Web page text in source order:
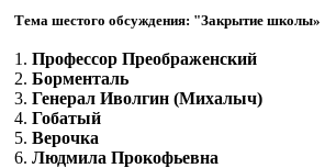
Тема шестого обсуждения: "Закрытие школы»
1. Профессор Преображенский
2. Борменталь
3. Генерал Иволгин (Михалыч)
4. Гобатый
5. Верочка
6. Людмила Прокофьевна